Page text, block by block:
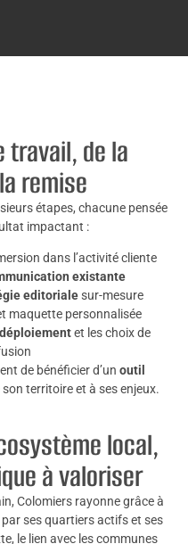
travail, de la
remise
étapes, chacune pensée
impactant :
dans l’activité cliente
existante
editorialesur-mesure
maquette personnalisée
déploiementet les choix de
de bénéficier d’un outil
territoire et à ses enjeux.
local,
à valoriser
Colomiers rayonne grâce à
ses quartiers actifs et ses
le lien avec les communes